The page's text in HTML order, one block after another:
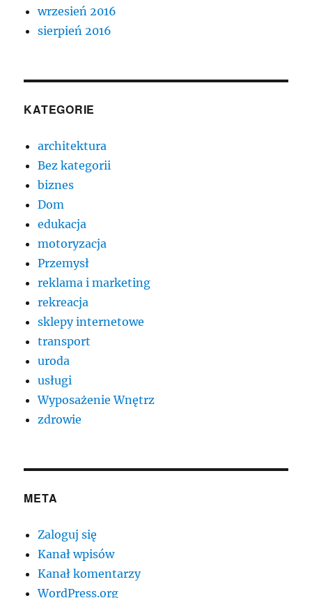
wrzesień 2016
sierpień 2016
KATEGORIE
architektura
Bez kategorii
biznes
Dom
edukacja
motoryzacja
Przemysł
reklama i marketing
rekreacja
sklepy internetowe
transport
uroda
usługi
Wyposażenie Wnętrz
zdrowie
META
Zaloguj się
Kanał wpisów
Kanał komentarzy
WordPress.org